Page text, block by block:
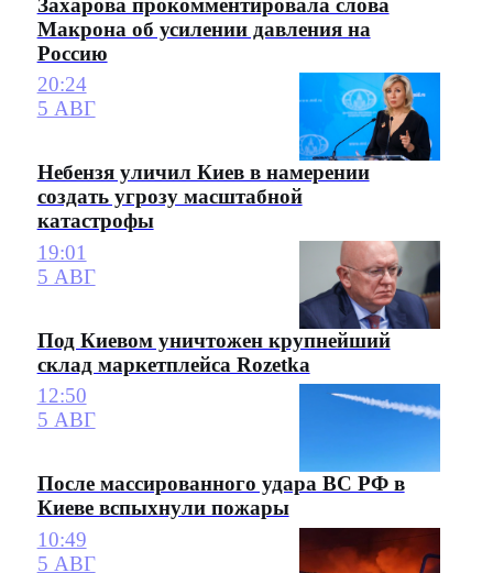
Захарова прокомментировала слова
Макрона об усилении давления на
Россию
20:24
5 АВГ
Небензя уличил Киев в намерении
создать угрозу масштабной
катастрофы
19:01
5 АВГ
Под Киевом уничтожен крупнейший
склад маркетплейса Rozetka
12:50
5 АВГ
После массированного удара ВС РФ в
Киеве вспыхнули пожары
10:49
5 АВГ